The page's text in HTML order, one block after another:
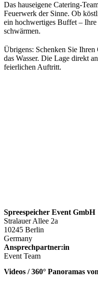
Das hauseigene Catering-
Feuerwerk der Sinne. Ob
ein hochwertiges Buffet –
schwärmen.
Übrigens: Schenken Sie
das Wasser. Die Lage direkt
feierlichen Auftritt.
Spreespeicher Event GmbH
Stralauer Allee 2a
10245 Berlin
Germany
Ansprechpartner:in
Event Team
Videos / 360° Panoramas